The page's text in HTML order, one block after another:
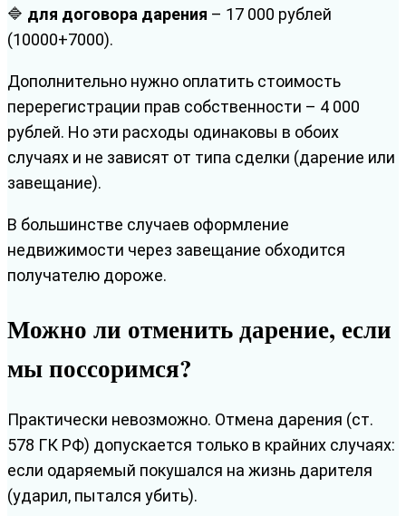
🔷 для договора дарения – 17 000 рублей
(10000+7000).
Дополнительно нужно оплатить стоимость
перерегистрации прав собственности – 4 000
рублей. Но эти расходы одинаковы в обоих
случаях и не зависят от типа сделки (дарение или
завещание).
В большинстве случаев оформление
недвижимости через завещание обходится
получателю дороже.
Можно ли отменить дарение, если
мы поссоримся?
Практически невозможно. Отмена дарения (ст.
578 ГК РФ) допускается только в крайних случаях:
если одаряемый покушался на жизнь дарителя
(ударил, пытался убить).